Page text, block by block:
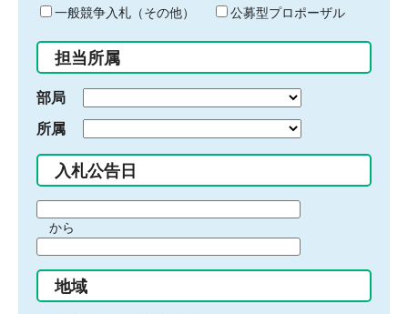
ド
入
力
一般競争入札（その他）
公募型プロポーザル
担当所属
部局
所属
入札公告日
間
始
り
から
間
終
地域